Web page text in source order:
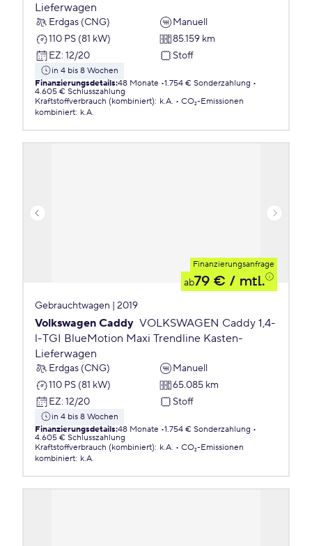
Lieferwagen
Erdgas (CNG)
Manuell
110 PS (81 kW)
85.159 km
EZ: 12/20 Stoff
in 4 bis 8 Wochen
Finanzierungsdetails:48 Monate 1.754 € Sonderzahlung
4.605 € Schlusszahlung
Kraftstoffverbrauch (kombiniert): k.A.
CO₂-Emissionen
kombiniert: k.A.
Finanzierungsanfrage
ab79 € / mtl.
Gebrauchtwagen | 2019
Volkswagen Caddy VOLKSWAGEN Caddy 1,4-
l-TGI BlueMotion Maxi Trendline Kasten-
Lieferwagen
Erdgas (CNG)
Manuell
110 PS (81 kW)
65.085 km
EZ: 12/20 Stoff
in 4 bis 8 Wochen
Finanzierungsdetails:48 Monate 1.754 € Sonderzahlung
4.605 € Schlusszahlung
Kraftstoffverbrauch (kombiniert): k.A.
CO₂-Emissionen
kombiniert: k.A.